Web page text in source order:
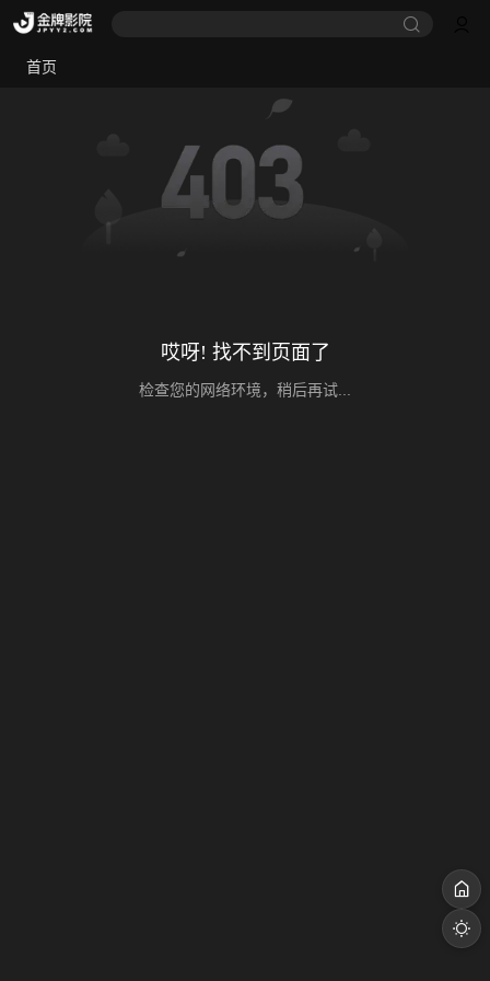
首页
哎呀! 找不到页面了
检查您的网络环境，稍后再试...